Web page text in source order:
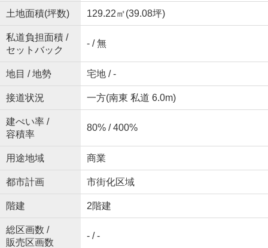
土地面積(坪数) 129.22㎡(39.08坪)
私道負担面積 /
セットバック
- / 無
地目 / 地勢 宅地 / -
接道状況 一方(南東 私道 6.0m)
建ぺい率 /
容積率
80% / 400%
用途地域 商業
都市計画 市街化区域
階建 2階建
総区画数 /
販売区画数
- / -